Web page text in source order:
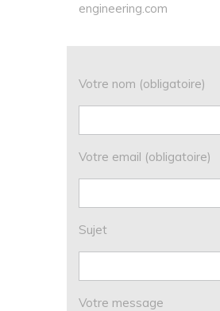
engineering.com
Votre nom (obligatoire)
Votre email (obligatoire)
Sujet
Votre message